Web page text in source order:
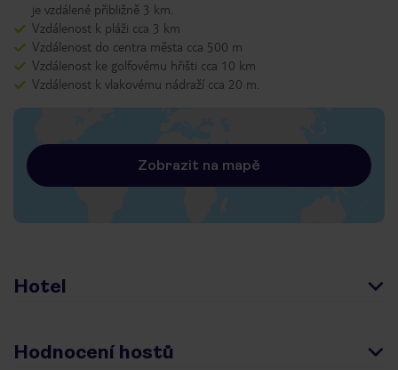
je vzdálené přibližně 3 km.
Vzdálenost k pláži cca 3 km
Vzdálenost do centra města cca 500 m
Vzdálenost ke golfovému hřišti cca 10 km
Vzdálenost k vlakovému nádraží cca 20 m.
Zobrazit na mapě
Hotel
Hodnocení hostů